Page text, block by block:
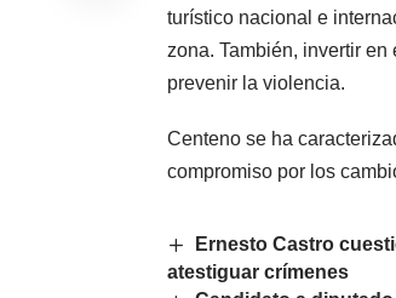
turístico nacional e
zona. También, invertir
prevenir la violencia.
Centeno se ha
compromiso por los
Ernesto Castro
atestiguar crímenes